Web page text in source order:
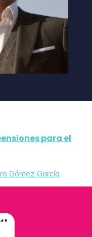
para el
Gómez García